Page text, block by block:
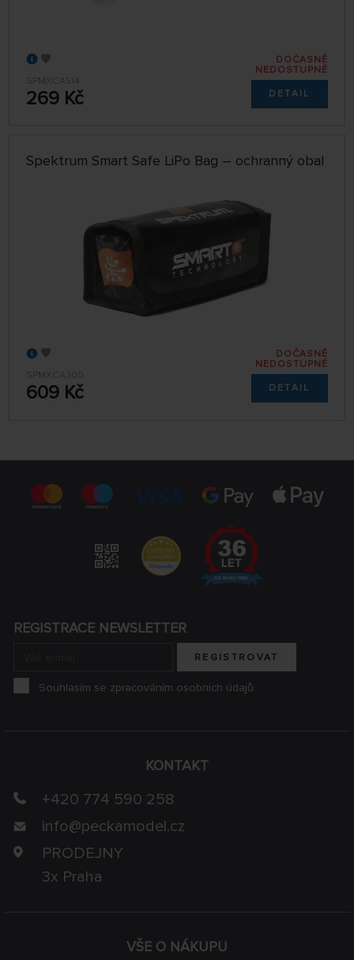
SPMXCA514
269 Kč
DOČASNĚ
NEDOSTUPNÉ
DETAIL
Spektrum Smart Safe LiPo Bag – ochranný obal
SPMXCA300
609 Kč
DOČASNĚ
NEDOSTUPNÉ
DETAIL
VŠE O NÁKUPU
KONTAKT
+420 774 590 258
info@peckamodel.cz
PRODEJNY
3x Praha
REGISTRACE NEWSLETTER
REGISTROVAT
Souhlasím se zpracováním osobních údajů